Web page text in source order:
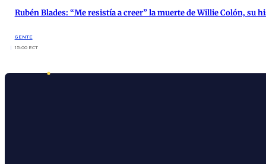
Rubén Blades: “Me resistía a creer” la muerte de Willie Colón, su
GENTE
15:00 ECT